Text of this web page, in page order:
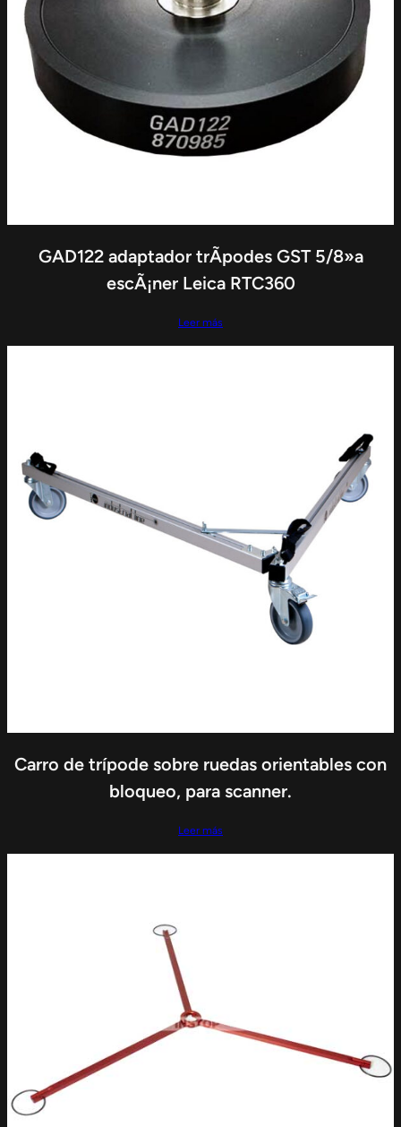
GAD122 adaptador trÃ­podes GST 5/8»a
escÃ¡ner Leica RTC360
Leer más
Carro de trípode sobre ruedas orientables con
bloqueo, para scanner.
Leer más